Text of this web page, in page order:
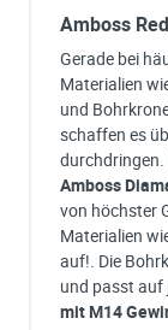
Amboss
Gerade bei
Materialien
und
schaffen es
durchdringen.
Amboss
von höchster
Materialien
auf!. Die
und passt auf
mit M14